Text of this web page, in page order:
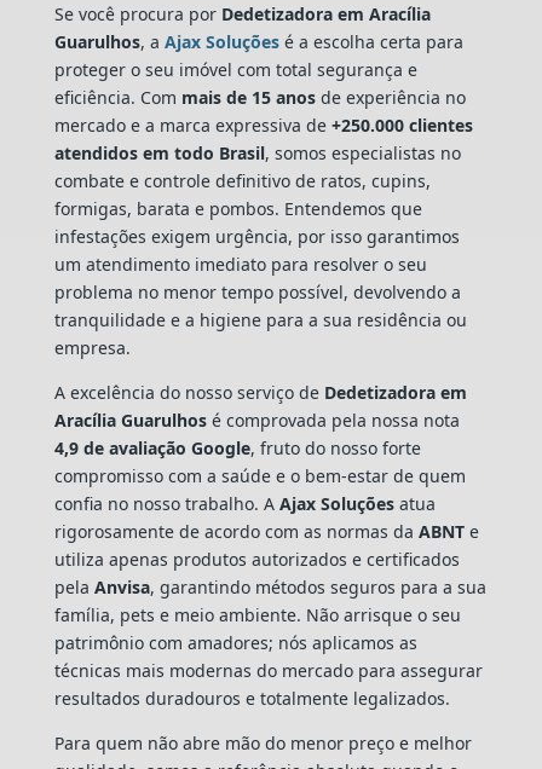
Se você procura por Dedetizadora em Aracília
Guarulhos, a Ajax Soluçõesé a escolha certa para
proteger o seu imóvel com total segurança e
eficiência. Com mais de 15 anosde experiência no
mercado e a marca expressiva de+250.000 clientes
atendidos em todo Brasil, somos especialistas no
combate e controle definitivo de ratos, cupins,
formigas, barata e pombos. Entendemos que
infestações exigem urgência, por isso garantimos
um atendimento imediato para resolver o seu
problema no menor tempo possível, devolvendo a
tranquilidade e a higiene para a sua residência ou
empresa.
A excelência do nosso serviço de Dedetizadora em
Aracília Guarulhosé comprovada pela nossa nota
4,9 de avaliação Google, fruto do nosso forte
compromisso com a saúde e o bem-estar de quem
confia no nosso trabalho. A Ajax Soluçõesatua
rigorosamente de acordo com as normas da ABNTe
utiliza apenas produtos autorizados e certificados
pela Anvisa, garantindo métodos seguros para a sua
família, pets e meio ambiente. Não arrisque o seu
patrimônio com amadores; nós aplicamos as
técnicas mais modernas do mercado para assegurar
resultados duradouros e totalmente legalizados.
Para quem não abre mão do menor preço e melhor